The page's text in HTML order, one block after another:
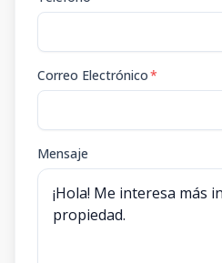
Correo Electrónico*
Mensaje